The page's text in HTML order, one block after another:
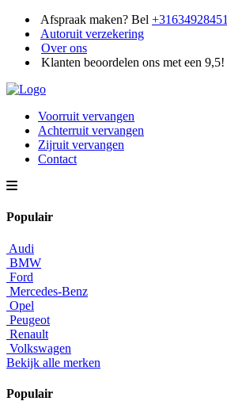
Afspraak maken? Bel +31634928451
Autoruit verzekering
Over ons
Klanten beoordelen ons met een 9,5!
Voorruit vervangen
Achterruit vervangen
Zijruit vervangen
Contact
Populair
Audi
BMW
Ford
Mercedes-Benz
Opel
Peugeot
Renault
Volkswagen
Bekijk alle merken
Populair